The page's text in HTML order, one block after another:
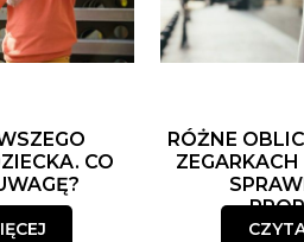
CO
RÓŻNE